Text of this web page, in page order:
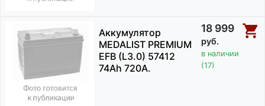
Аккумулятор
MEDALIST PREMIUM
EFB (L3.0) 57412
74Ah 720A.
18 999
руб.
в наличии
(17)